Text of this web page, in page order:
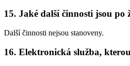
15. Jaké další činnosti jsou po
Další činnosti nejsou stanoveny.
16. Elektronická služba,